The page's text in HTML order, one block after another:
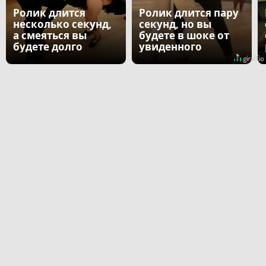
Ролик длится
несколько секунд,
а смеяться вы
будете долго
Ролик длится пару
секунд, но вы
будете в шоке от
увиденного